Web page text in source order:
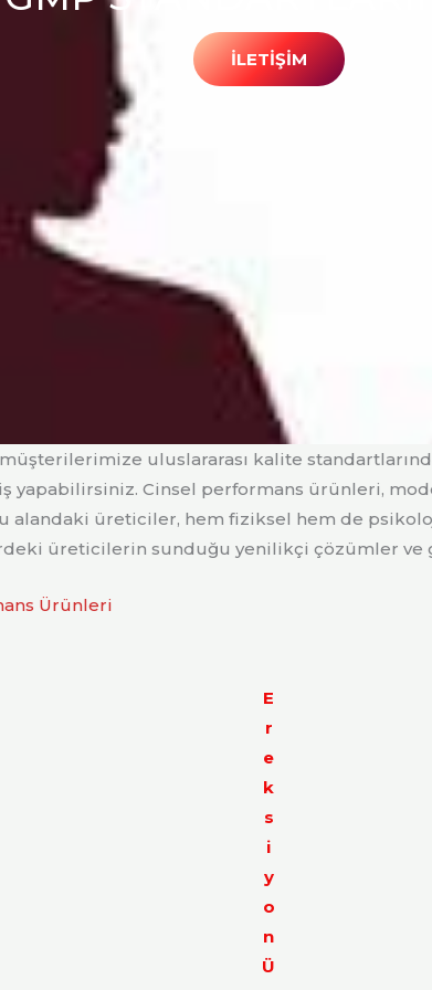
İLETİŞİM
uluslararası kalite
yapabilirsiniz. Cinsel performans ürünleri,
üreticiler, hem fiziksel hem de
üreticilerin sunduğu yenilikçi çözümler
Ürünleri
E
r
e
k
s
i
y
o
n
Ü